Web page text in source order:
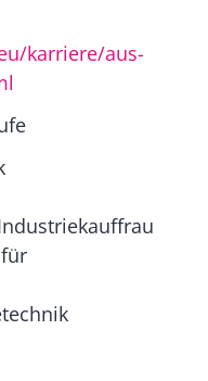
karriere/aus-